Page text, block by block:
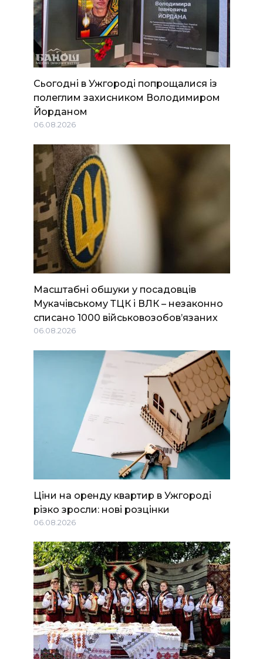
Сьогодні в Ужгороді попрощалися із
полеглим захисником Володимиром
Йорданом
06.08.2026
Масштабні обшуки у посадовців
Мукачівському ТЦК і ВЛК – незаконно
списано 1000 військовозобов’язаних
06.08.2026
Ціни на оренду квартир в Ужгороді
різко зросли: нові розцінки
06.08.2026